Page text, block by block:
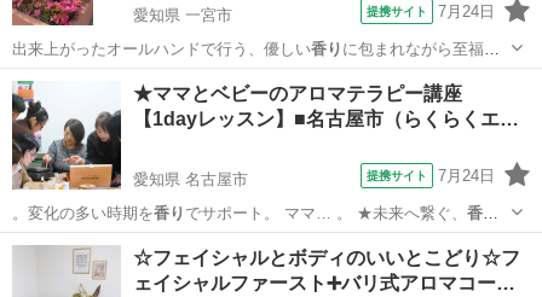
愛知県 一宮市 提携サイト 7月24日
出来上がったオールハンドで行う、優しい香り に包まれながら至福の
時を感じさせ、尚且…
愛知
★ママとベビーのアロマテラピー講座
【1dayレッスン】■名古屋市（らくらくエ…
愛知県 名古屋市 提携サイト 7月24日
。変化の多い時期を香り でサポート。 ママ… 。 ★未来へ繋ぐ、 香り
の記憶★ ママの優… しい手と本物の香りは、お子様の心に深…
愛知 名古屋市 アロマ
☆フェイシャルとボディのいいとこどり☆フ
ェイシャルファースト➕バリ式アロマコー…